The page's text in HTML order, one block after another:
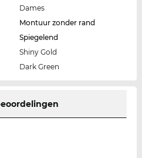
Dames
Montuur zonder rand
Spiegelend
Shiny Gold
Dark Green